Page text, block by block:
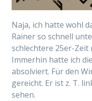
Naja, ich hatte wohl
Rainer so schnell
schlechtere 25er-
Immerhin hatte ich
absolviert. Für den
gereicht. Er ist z. T.
sehen.